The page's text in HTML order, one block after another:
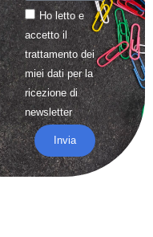
Ho letto e
accetto il
trattamentodei
miei dati per la
ricezione di
newsletter
Invia